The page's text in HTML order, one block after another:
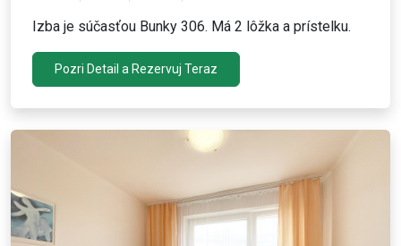
Izba je súčasťou Bunky 306. Má 2 lôžka a prístelku.
Pozri Detail a Rezervuj Teraz